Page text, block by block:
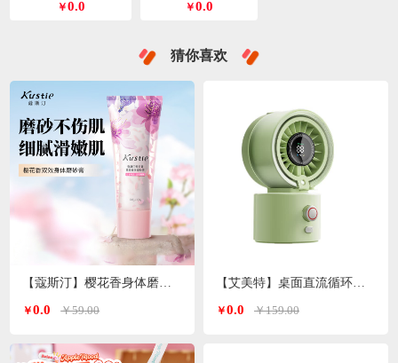
￥0.0 ￥0.0
猜你喜欢
￥0.0 ￥59.00 ￥0.0 ￥159.00